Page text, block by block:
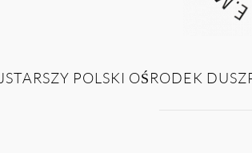
POLSKI OŚRODEK